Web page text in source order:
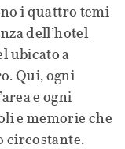
i quattro temi
dell’hotel
ubicato a
Qui, ogni
e ogni
e memorie che
circostante.